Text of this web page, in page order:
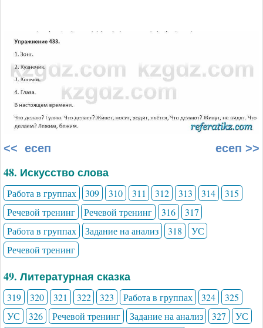
<< есеп есеп >>
48. Искусство слова
Работа в группах 309 310 311 312 313 314
315
Речевой тренинг
Речевой тренинг 316
317
Работа в группах
Задание на анализ 318
УС
Речевой тренинг
49. Литературная сказка
319 320 321 322 323 Работа в группах 324
325
УС
326 Речевой тренинг Задание на анализ 327
УС